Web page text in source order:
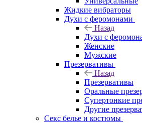
Жидкие вибраторы
Духи с феромонами
Назад
Духи с
Женские
Мужские
Презервативы
Назад
Презервативы
Оральные
Супертонкие
Другие
Секс белье и костюмы